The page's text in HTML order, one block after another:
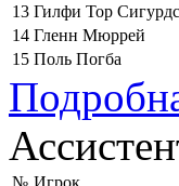
13 Гилфи Тор
14 Гленн Мюррей
15 Поль Погба
№ Игрок